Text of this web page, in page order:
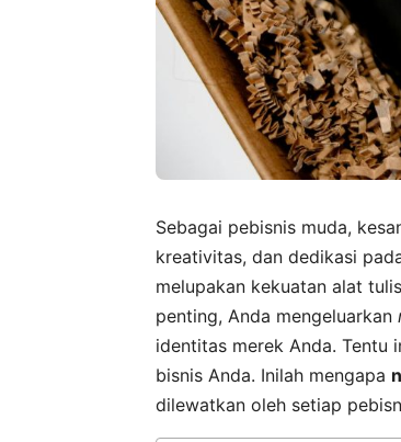
Sebagai pebisnis muda,
kreativitas, dan dedikasi
melupakan kekuatan alat
penting, Anda mengeluarkan
identitas merek Anda. Tentu
bisnis Anda. Inilah mengapa
dilewatkan oleh setiap